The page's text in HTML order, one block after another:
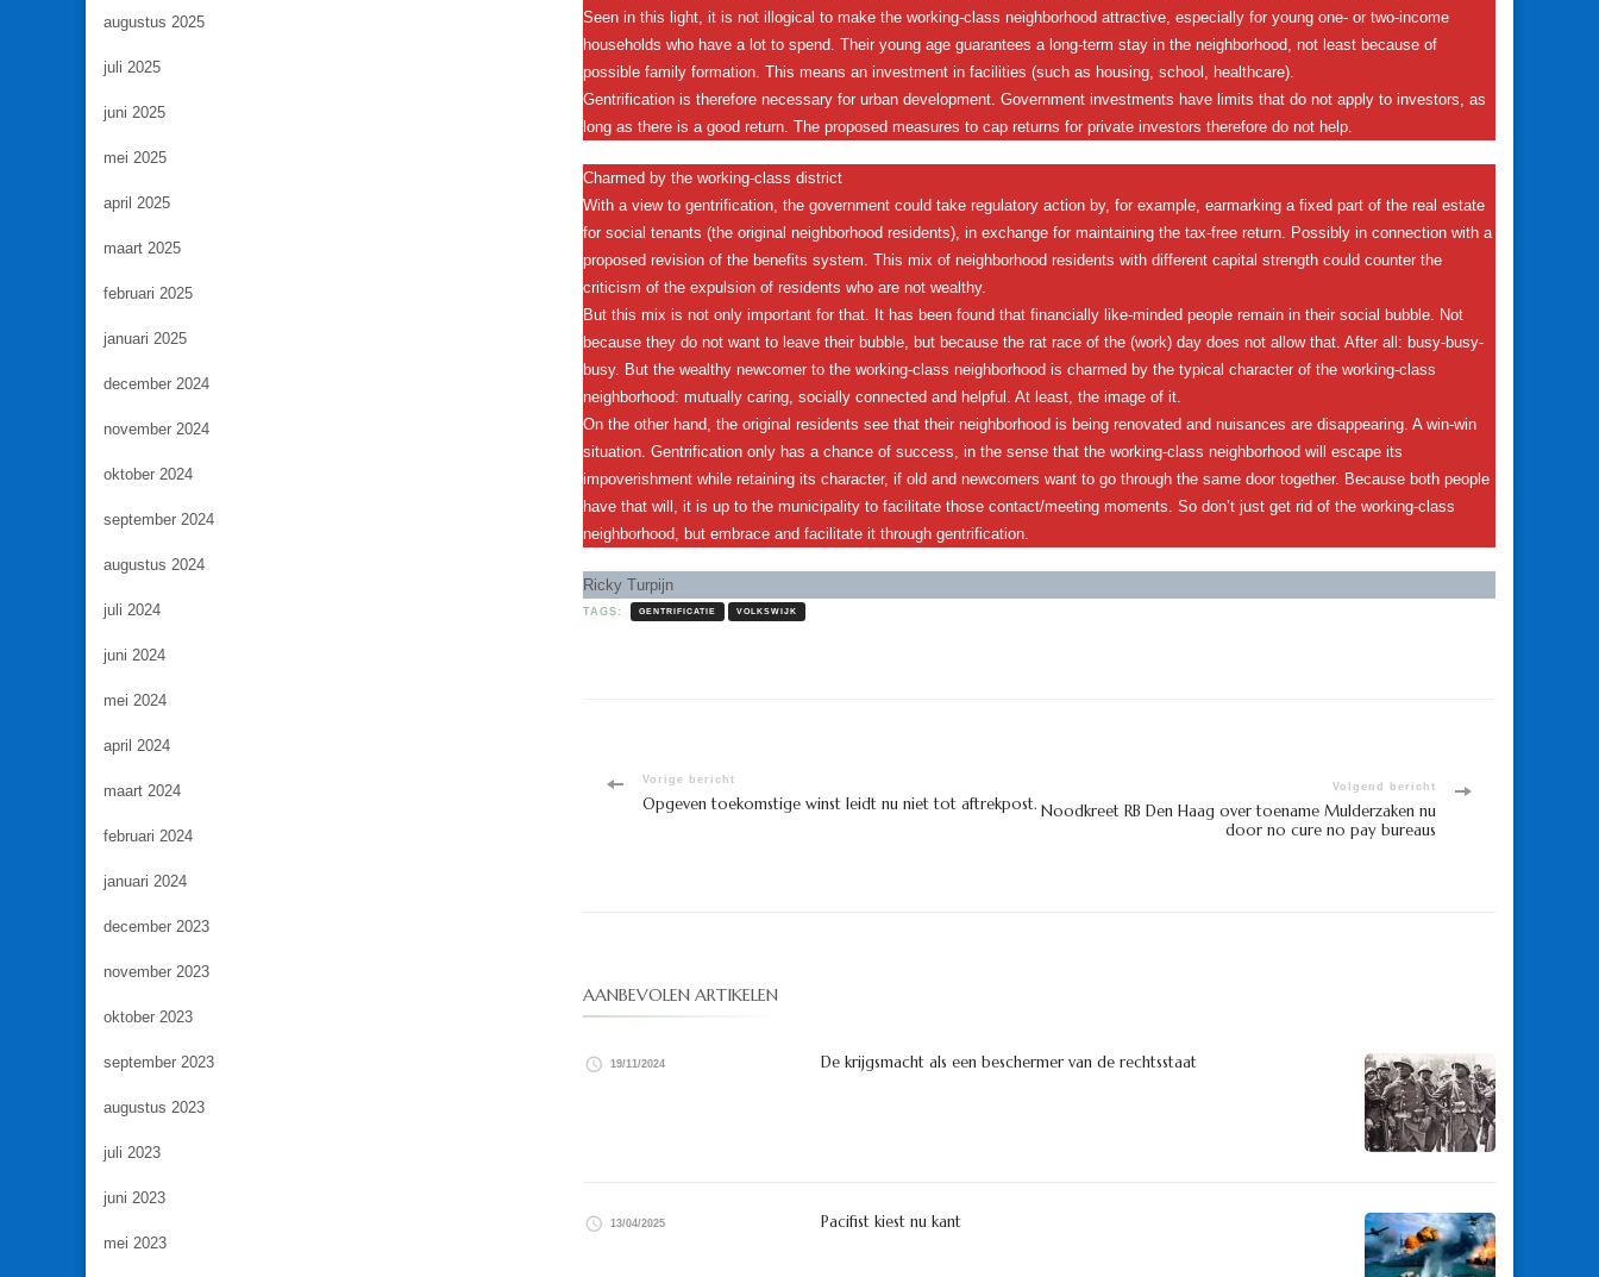
Seen in this light, it is not illogical to make the working-class neighborhood attractive, especially for young one- or two-income
households who have a lot to spend. Their young age guarantees a long-term stay in the neighborhood, not least because of
possible family formation. This means an investment in facilities (such as housing, school, healthcare).
Gentrification is therefore necessary for urban development. Government investments have limits that do not apply to investors, as
long as there is a good return. The proposed measures to cap returns for private investors therefore do not help.
Charmed by the working-class district
With a view to gentrification, the government could take regulatory action by, for example, earmarking a fixed part of the real estate
for social tenants (the original neighborhood residents), in exchange for maintaining the tax-free return. Possibly in connection with a
proposed revision of the benefits system. This mix of neighborhood residents with different capital strength could counter the
criticism of the expulsion of residents who are not wealthy.
But this mix is ​​not only important for that. It has been found that financially like-minded people remain in their social bubble. Not
because they do not want to leave their bubble, but because the rat race of the (work) day does not allow that. After all: busy-busy-
busy. But the wealthy newcomer to the working-class neighborhood is charmed by the typical character of the working-class
neighborhood: mutually caring, socially connected and helpful. At least, the image of it.
On the other hand, the original residents see that their neighborhood is being renovated and nuisances are disappearing. A win-win
situation. Gentrification only has a chance of success, in the sense that the working-class neighborhood will escape its
impoverishment while retaining its character, if old and newcomers want to go through the same door together. Because both people
have that will, it is up to the municipality to facilitate those contact/meeting moments. So don’t just get rid of the working-class
neighborhood, but embrace and facilitate it through gentrification.
Ricky Turpijn
TAGS: GENTRIFICATIE VOLKSWIJK
Bericht
Vorige bericht
Opgeven toekomstige winst leidt nu niet tot aftrekpost.
Volgend bericht
Noodkreet RB Den Haag over toename Mulderzaken nu
door no cure no pay bureaus
AANBEVOLEN ARTIKELEN
19/11/2024 De krijgsmacht als een beschermer van de rechtsstaat
13/04/2025 Pacifist kiest nu kant
augustus 2025
juli 2025
juni 2025
mei 2025
april 2025
maart 2025
februari 2025
januari 2025
december 2024
november 2024
oktober 2024
september 2024
augustus 2024
juli 2024
juni 2024
mei 2024
april 2024
maart 2024
februari 2024
januari 2024
december 2023
november 2023
oktober 2023
september 2023
augustus 2023
juli 2023
juni 2023
mei 2023